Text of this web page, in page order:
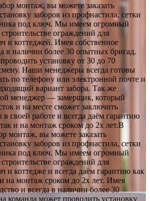
монтаж, вы можете заказать
заборов из профнастила, сетки
под ключ. Мы имеем огромный
ограждений для
и коттеджей. Имея собственное
в наличии более 30 опытных бригад.
установку от 30 до 70
Наши менеджеры всегда готовы
по телефону или электронной почте и
вариант забора. Так же
менеджер — замерщик, который
и на месте сможет заключить
своей работе и всегда даём гарантию
и на монтаж сроком до 2х лет.В
монтаж, вы можете заказать
заборов из профнастила, сетки
под ключ. Мы имеем огромный
ограждений для
и коттедже и всегда даём гарантию как
на монтаж сроком до 2х лет. Имея
и всегда в наличии более 30
команда может проводить установку